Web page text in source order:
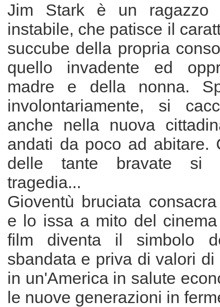
Jim Stark è un ragazzo
instabile, che patisce il
succube della propria
quello invadente ed
madre e della nonna.
involontariamente, si
anche nella nuova
andati da poco ad abitare.
delle tante bravate si
tragedia...
Gioventù bruciata
e lo issa a mito del
film diventa il simbolo
sbandata e priva di valori di
in un'America in salute
le nuove generazioni in